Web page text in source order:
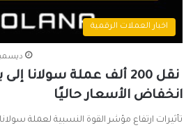
اخبار العملات الرقمية
ديسمبر 25,
نقل 200 ألف عملة سولانا
انخفاض الأسعار حاليًا
تأثيرات ارتفاع مؤشر القوة النسبية لعملة